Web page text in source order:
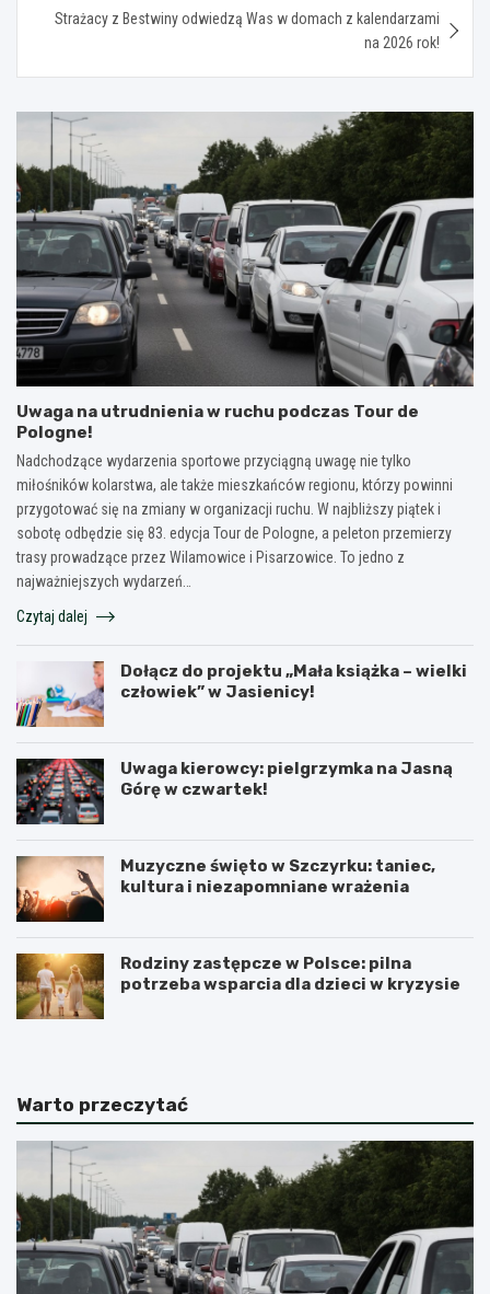
Strażacy z Bestwiny odwiedzą Was w domach z kalendarzami
na 2026 rok!
Uwaga na utrudnienia w ruchu podczas Tour de
Pologne!
Nadchodzące wydarzenia sportowe przyciągną uwagę nie tylko
miłośników kolarstwa, ale także mieszkańców regionu, którzy powinni
przygotować się na zmiany w organizacji ruchu. W najbliższy piątek i
sobotę odbędzie się 83. edycja Tour de Pologne, a peleton przemierzy
trasy prowadzące przez Wilamowice i Pisarzowice. To jedno z
najważniejszych wydarzeń…
Czytaj dalej
Dołącz do projektu „Mała książka – wielki
człowiek” w Jasienicy!
Uwaga kierowcy: pielgrzymka na Jasną
Górę w czwartek!
Muzyczne święto w Szczyrku: taniec,
kultura i niezapomniane wrażenia
Rodziny zastępcze w Polsce: pilna
potrzeba wsparcia dla dzieci w kryzysie
Warto przeczytać